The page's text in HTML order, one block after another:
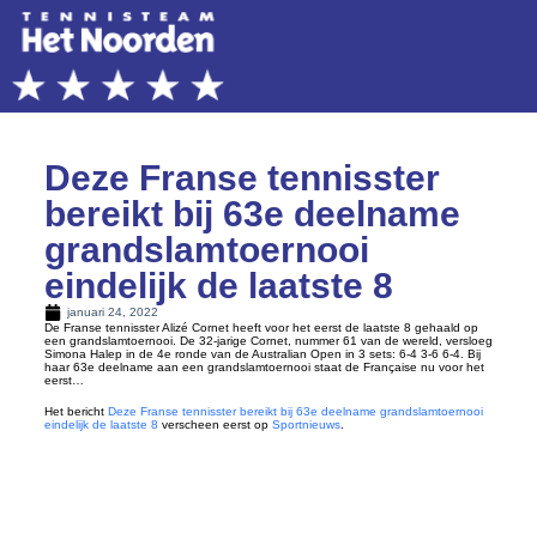
Deze Franse tennisster
bereikt bij 63e deelname
grandslamtoernooi
eindelijk de laatste 8
januari 24, 2022
De Franse tennisster Alizé Cornet heeft voor het eerst de laatste 8 gehaald op
een grandslamtoernooi. De 32-jarige Cornet, nummer 61 van de wereld, versloeg
Simona Halep in de 4e ronde van de Australian Open in 3 sets: 6-4 3-6 6-4. Bij
haar 63e deelname aan een grandslamtoernooi staat de Française nu voor het
eerst…
Het bericht Deze Franse tennisster bereikt bij 63e deelname grandslamtoernooi
eindelijk de laatste 8 verscheen eerst op Sportnieuws.